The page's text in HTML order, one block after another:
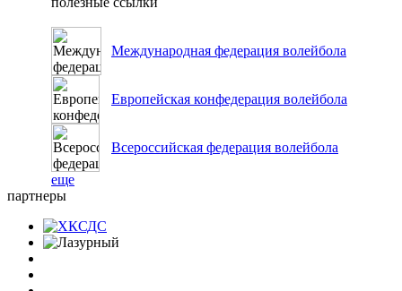
Международная федерация волейбола
Европейская конфедерация волейбола
Всероссийская федерация волейбола
еще
партнеры